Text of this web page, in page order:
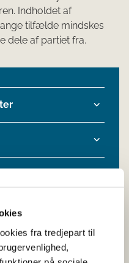
fra tredjepart til
Indholdet af
tilfælde mindskes
dele af partiet fra.